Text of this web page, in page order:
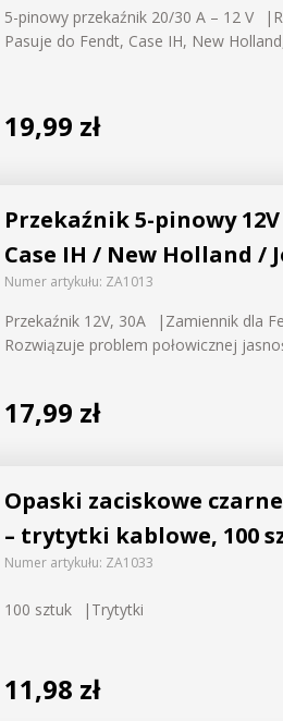
konfigurator
maksymalną
5-pinowy przekaźnik 20/30 A – 12 V
Pasuje do Fendt, Case IH, New
19,99 zł
Przekaźnik 5-pinowy
Case IH / New Holland /
Numer artykułu: ZA1013
Przekaźnik 12V, 30A
Zamiennik dla
Rozwiązuje problem połowicznej
17,99 zł
Opaski zaciskowe czarne
– trytytki kablowe, 100
Numer artykułu: ZA1033
100 sztuk Trytytki
11,98 zł